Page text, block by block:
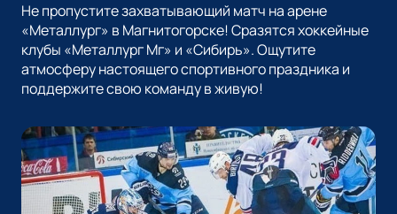
Не пропустите захватывающий матч на арене
«Металлург» в Магнитогорске! Сразятся хоккейные
клубы «Металлург Мг» и «Сибирь». Ощутите
атмосферу настоящего спортивного праздника и
поддержите свою команду в живую!